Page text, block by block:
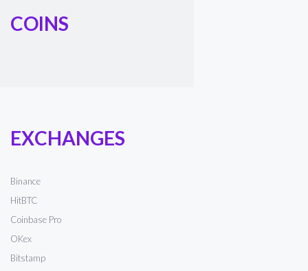
EXCHANGES
Binance
HitBTC
Coinbase Pro
OKex
Bitstamp
COINS